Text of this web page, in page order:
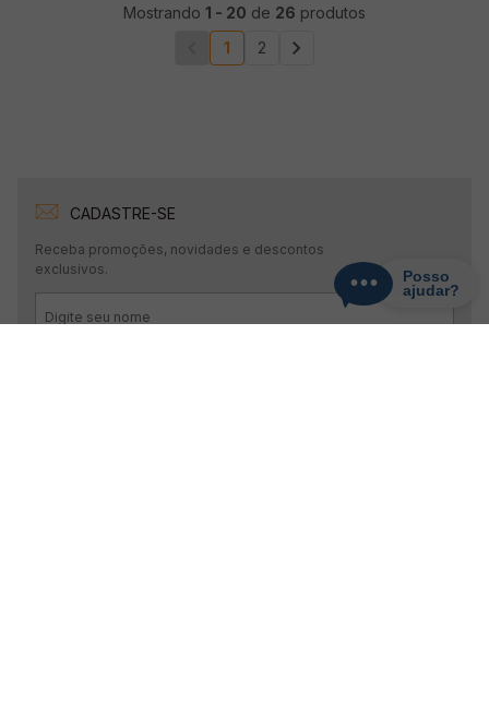
Mostrando 1 - 20 de 26 produtos
1
2
CADASTRE-SE
Receba promoções, novidades e descontos
exclusivos.